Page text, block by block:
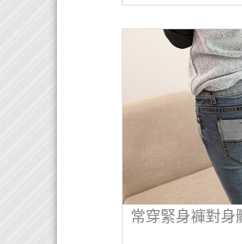
常穿緊身褲對身